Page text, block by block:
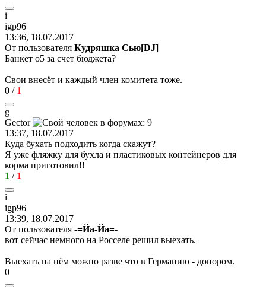
i
igp96
13:36, 18.07.2017
От пользователя Кудряшка Сью[DJ]
Банкет о5 за счет бюджета?
Свои внесёт и каждый член комитета тоже.
0 / 1
g
Gector
13:37, 18.07.2017
Куда бухать подходить когда скажут?
Я уже фляжку для бухла и пластиковых контейнеров для
корма приготовил!!
1 / 1
i
igp96
13:39, 18.07.2017
От пользователя -=Йа-Йа=-
вот сейчас немного на Росселе решил выехать.
Выехать на нём можно разве что в Германию - донором.
0